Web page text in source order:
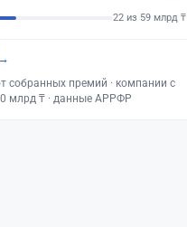
22 из 59 млрд ₸
собранных премий · компании с
млрд ₸ · данные АРРФР